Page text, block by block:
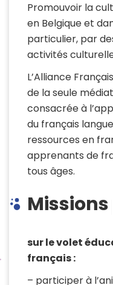
Promouvoir la
en Belgique et
particulier, par
activités
L’Alliance
de la seule
consacrée à
du français
ressources en
apprenants de
tous âges.
sur le volet
français :
– participer à